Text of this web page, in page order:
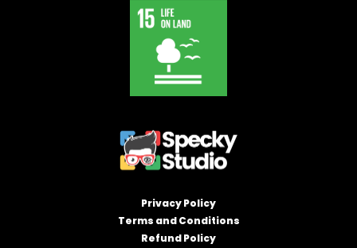
Privacy Policy
Terms and Conditions
Refund Policy